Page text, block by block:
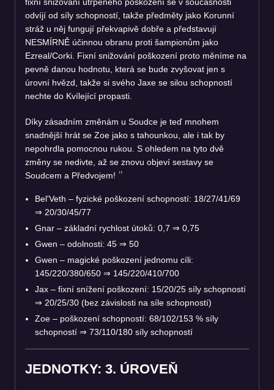
fixní snižování utrpěného poškození se v současnosti
odvíjí od síly schopností, takže předměty jako Korunní
stráž u něj fungují překvapivě dobře a představují
NESMÍRNĚ účinnou obranu proti šampionům jako
Ezreal/Corki. Fixní snižování poškození proto měníme na
pevně danou hodnotu, která se bude zvyšovat jen s
úrovní hvězd, takže si svého Jaxe se silou schopností
nechte do Kvílející propasti.
Díky zásadním změnám u Soudce je teď mnohem
snadnější hrát se Zoe jako s tahounkou, ale i tak by
nepohrdla pomocnou rukou. S ohledem na tyto dvě
změny se nedivte, až se znovu objeví sestavy se
Soudcem a Předvojem!
Bel'Veth – fyzické poškození schopností: 18/27/41/69
⇒ 20/30/45/77
Gnar – základní rychlost útoků: 0,7 ⇒ 0,75
Gwen – odolnosti: 45 ⇒ 50
Gwen – magické poškození jednomu cíli:
145/220/380/650 ⇒ 145/220/410/700
Jax – fixní snížení poškození: 15/20/25 síly schopností
⇒ 20/25/30 (bez závislosti na síle schopností)
Zoe – poškození schopností: 68/102/153 % síly
schopností ⇒ 73/110/180 síly schopností
JEDNOTKY: 3. ÚROVEŇ